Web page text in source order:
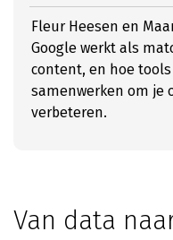
Fleur Heesen en
Google werkt als
content, en hoe tools
samenwerken om je
verbeteren.
Van data